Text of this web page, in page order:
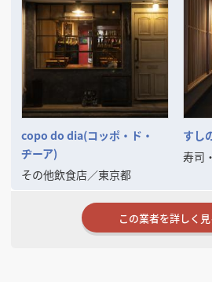
copo do dia(コッポ・ド・
ヂーア)
その他飲食店／東京都
すし
寿司
この業者を詳しく